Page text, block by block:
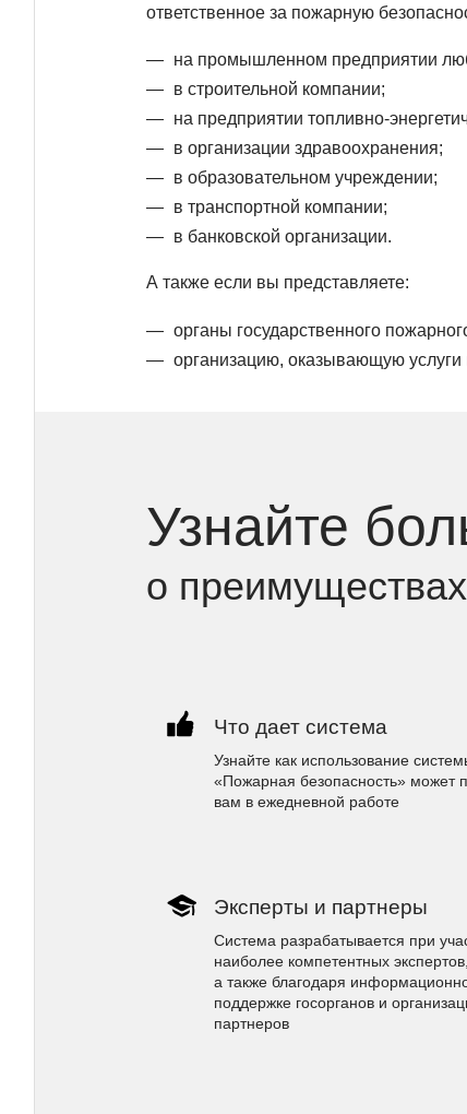
ответственное за пожарную
на промышленном предприятии
в строительной компании;
на предприятии топливно-
в организации здравоохранения;
в образовательном учреждении;
в транспортной компании;
в банковской организации.
А также если вы представляете:
органы государственного
организацию, оказывающую услуги
Узнайте
о
Что дает система
Узнайте как использование
«Пожарная безопасность» может
вам в ежедневной работе
Эксперты и партнеры
Система разрабатывается при
наиболее компетентных экспертов,
а также благодаря
поддержке госорганов и
партнеров